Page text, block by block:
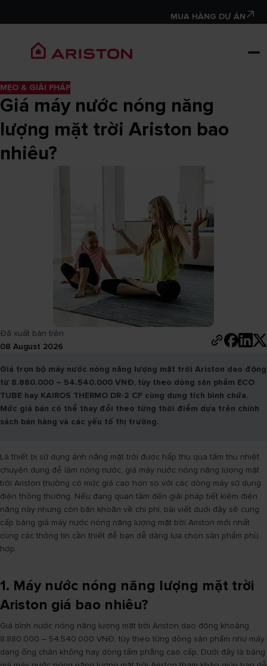
MUA HÀNG DỰ ÁN
MẸO & GIẢI PHÁP
Giá máy nước nóng năng
lượng mặt trời Ariston bao
nhiêu?
Đã xuất bản trên
08 August 2026
Giá trọn bộ máy nước nóng năng lượng mặt trời Ariston dao động
từ 8.880.000 – 54.540.000 VNĐ, tùy theo dòng sản phẩm ECO
TUBE hay KAIROS THERMO DR-2 CF cùng dung tích bình chứa.
Mức giá bán có thể thay đổi theo từng thời điểm dựa trên chính
sách bán hàng và các yếu tố thị trường.
Là thiết bị sử dụng ánh nắng mặt trời được hấp thụ qua tấm thu nhiệt
chuyên dụng để làm nóng nước, giá máy nước nóng năng lượng mặt
trời Ariston thường có mức giá cao hơn so với các dòng máy sử dụng
điện thông thường. Nếu đang quan tâm đến giải pháp tiết kiệm điện
năng này nhưng còn băn khoăn về chi phí, bài viết dưới đây sẽ cung
cấp bảng giá máy nước nóng năng lượng mặt trời Ariston mới nhất
cùng các thông tin cần thiết để bạn dễ dàng lựa chọn sản phẩm phù
hợp.
1. Máy nước nóng năng lượng mặt trời
Ariston giá bao nhiêu?
Giá bình nước nóng năng lượng mặt trời Ariston dao động khoảng
8.880.000 – 54.540.000 VNĐ, tùy theo từng dòng sản phẩm như máy
dạng ống chân không hay dòng tấm phẳng cao cấp. Dưới đây là bảng